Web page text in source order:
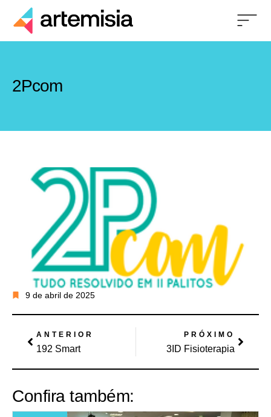
2Pcom
9 de abril de 2025
ANTERIOR
192 Smart
PRÓXIMO
3ID Fisioterapia
Confira também: